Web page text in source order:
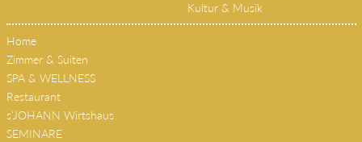
Kultur & Musik
Home
Zimmer & Suiten
SPA & WELLNESS
Restaurant
s'JOHANN Wirtshaus
SEMINARE